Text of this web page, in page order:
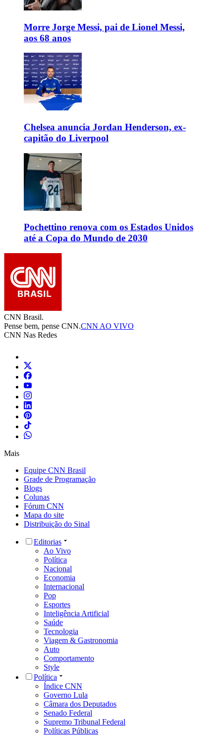
Morre Jorge Messi, pai de Lionel Messi,
aos 68 anos
Chelsea anuncia Jordan Henderson, ex-
capitão do Liverpool
Pochettino renova com os Estados Unidos
até a Copa do Mundo de 2030
CNN Brasil.
Pense bem, pense CNN.CNN AO VIVO
CNN Nas Redes
Mais
Equipe CNN Brasil
Grade de Programação
Blogs
Colunas
Fórum CNN
Mapa do site
Distribuição do Sinal
Editorias
Ao Vivo
Política
Nacional
Economia
Internacional
Pop
Esportes
Inteligência Artificial
Saúde
Tecnologia
Viagem & Gastronomia
Auto
Comportamento
Style
Política
Índice CNN
Governo Lula
Câmara dos Deputados
Senado Federal
Supremo Tribunal Federal
Políticas Públicas